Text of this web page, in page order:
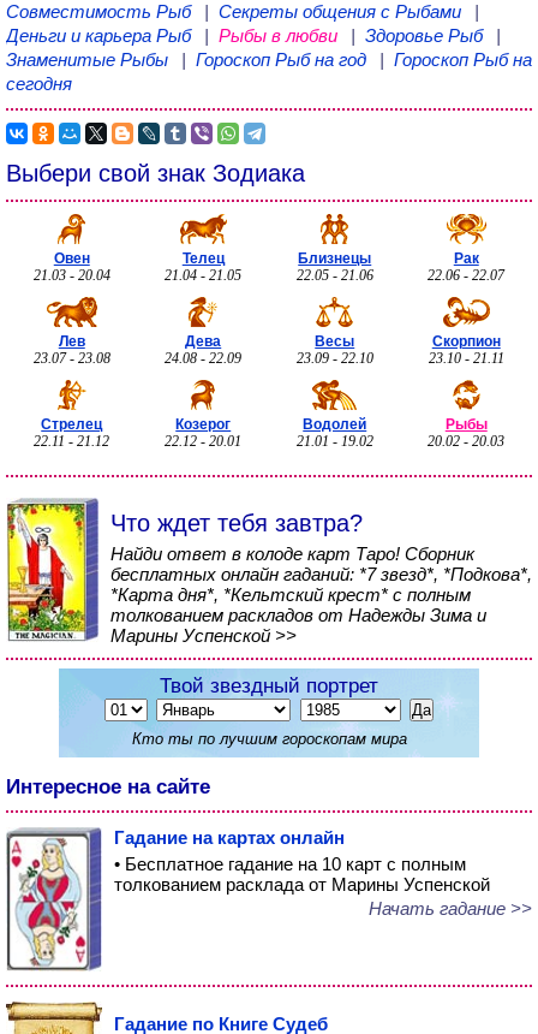
Совместимость Рыб
| Секреты общения с Рыбами
|
Деньги и карьера Рыб
| Рыбы в любви | Здоровье Рыб
|
Знаменитые Рыбы
| Гороскоп Рыб на год | Гороскоп Рыб на
сегодня
Выбери свой знак Зодиака
Овен
21.03 - 20.04
Телец
21.04 - 21.05
Близнецы
22.05 - 21.06
Рак
22.06 - 22.07
Лев
23.07 - 23.08
Дева
24.08 - 22.09
Весы
23.09 - 22.10
Скорпион
23.10 - 21.11
Стрелец
22.11 - 21.12
Козерог
22.12 - 20.01
Водолей
21.01 - 19.02
Рыбы
20.02 - 20.03
Что ждет тебя завтра?
Найди ответ в колоде карт Таро! Сборник
бесплатных онлайн гаданий: *7 звезд*, *Подкова*,
*Карта дня*, *Кельтский крест* с полным
толкованием раскладов от Надежды Зима и
Марины Успенской >>
Твой звездный портрет
Кто ты по лучшим гороскопам мира
Интересное на сайте
Гадание на картах онлайн
• Бесплатное гадание на 10 карт с полным
толкованием расклада от Марины Успенской
Начать гадание >>
Гадание по Книге Судеб